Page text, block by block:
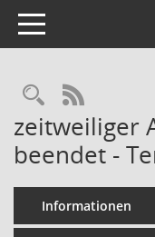
Toggle navigation
RSS-
zeitweiliger
beendet -
Informationen